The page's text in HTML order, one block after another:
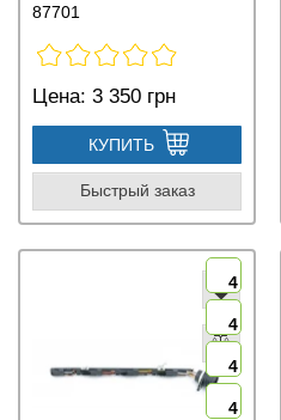
87701
Цена: 3 350 грн
КУПИТЬ
Быстрый заказ
4
4
4
4